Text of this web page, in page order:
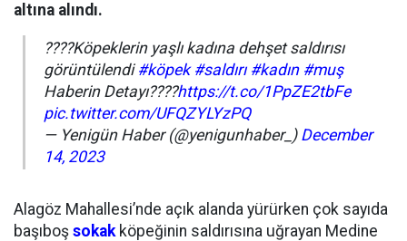
altına alındı.
????Köpeklerin yaşlı kadına dehşet saldırısı
görüntülendi #köpek #saldırı #kadın #muş
Haberin Detayı????https://t.co/1PpZE2tbFe
pic.twitter.com/UFQZYLYzPQ
— Yenigün Haber (@yenigunhaber_) December
14, 2023
Alagöz Mahallesi’nde açık alanda yürürken çok sayıda
başıboş sokakköpeğinin saldırısına uğrayan Medine